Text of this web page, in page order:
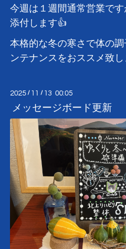
今週は１週間通常営業で
添付します👍
本格的な冬の寒さで体の
ンテナンスをおススメ致
2025 / 11 / 13 00:05
メッセージボード更新